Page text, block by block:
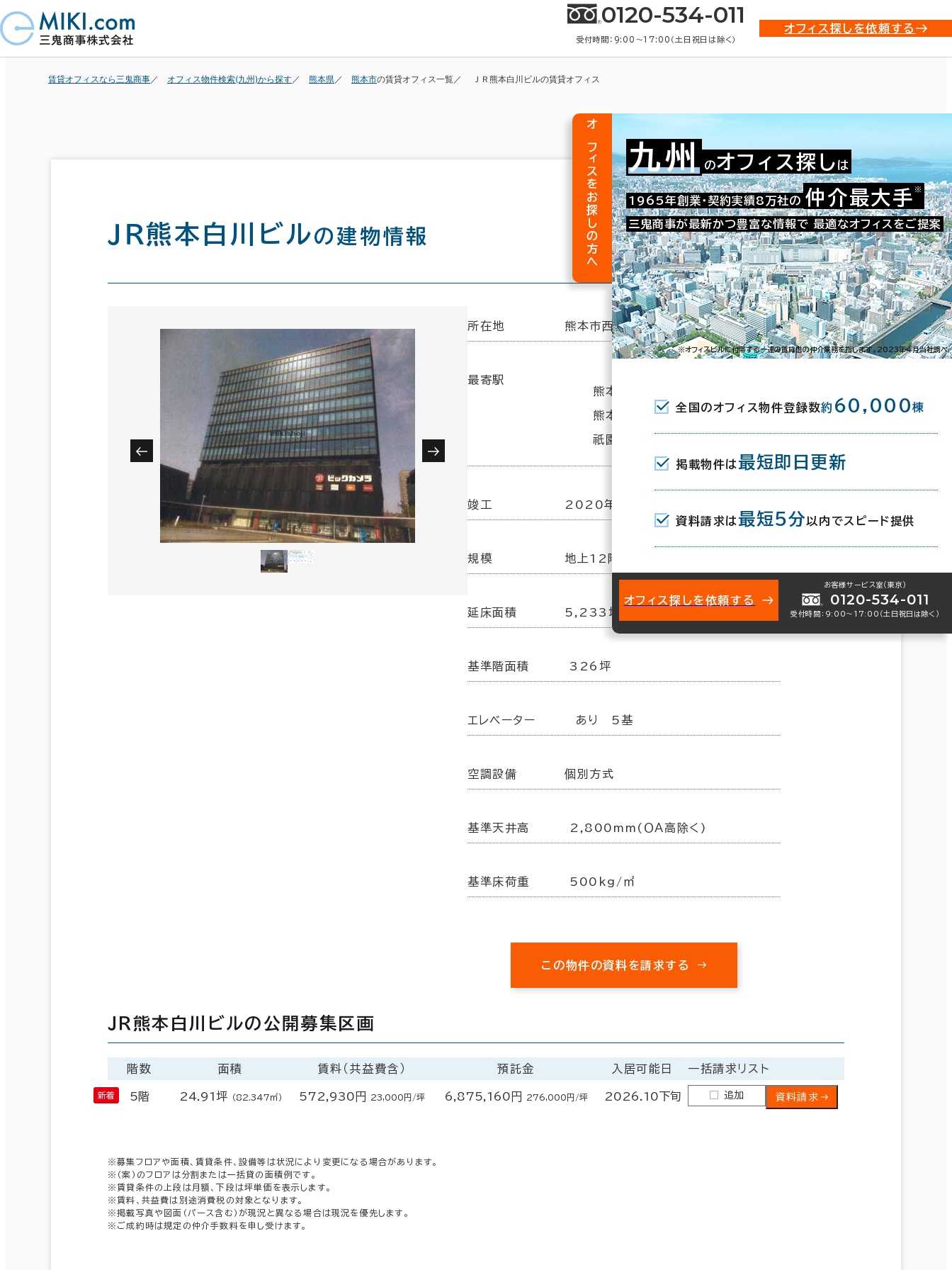
0120-534-011
受付時間：9:00〜17:00（土日祝日は除く）
オフィス探しを依頼する
賃貸オフィスなら三鬼商事 オフィス物件検索(九州)から探す 熊本県 熊本市の賃貸オフィス一覧 ＪＲ熊本白川ビルの賃貸オフィス
ＪＲ熊本白川ビルの建物情報
お問い合わせ番号：010-40785
所在地 熊本市西区春日3-15-60
最寄駅
熊本駅(JR) 白川口 3分
熊本駅前駅(熊本市電Ａ系統) 3分
祇園橋駅(熊本市電Ａ系統) 7分
竣工 2020年12月
規模 地上12階建
延床面積 5,233坪
基準階面積 326坪
エレベーター あり 5基
空調設備 個別方式
基準天井高 2,800mm(ＯＡ高除く)
基準床荷重 500kg/㎡
この物件の資料を請求する
ＪＲ熊本白川ビルの公開募集区画
階数 面積 賃料（共益費含） 預託金 入居可能日 一括請求リスト
5階 24.91坪 （82.347㎡） 572,930円 23,000円/坪 6,875,160円 276,000円/坪 2026.10下旬 追加 資料請求
※募集フロアや面積、賃貸条件、設備等は状況により変更になる場合があります。
※（案）のフロアは分割または一括貸の面積例です。
※賃貸条件の上段は月額、下段は坪単価を表示します。
※賃料、共益費は別途消費税の対象となります。
※掲載写真や図面（パース含む）が現況と異なる場合は現況を優先します。
※ご成約時は規定の仲介手数料を申し受けます。
オフィスをお探しの方へ 九州 のオフィス探し は
1965年創業・契約実績8万社の 仲介最大手 ※
三鬼商事が最新かつ豊富な情報で 最適なオフィスをご提案
※オフィスビルに付帯する一連の賃貸借の仲介業務を指します。2023年4月当社調べ
全国のオフィス物件登録数約 60,000棟
掲載物件は 最短即日更新
資料請求は 最短5分 以内でスピード提供
オフィス探しを依頼する
お客様サービス室（東京）
0120-534-011
受付時間：9:00〜17:00（土日祝日は除く）